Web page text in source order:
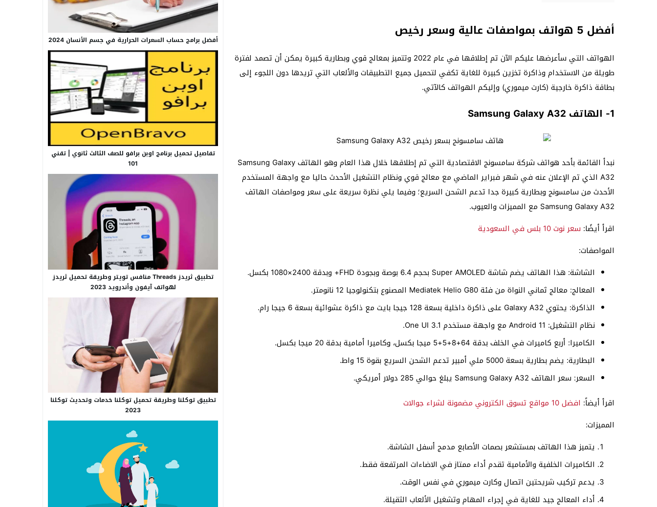
أفضل 5 هواتف بمواصفات عالية وسعر رخيص
الهواتف التي سأعرضها عليكم الآن تم إطلاقها في عام 2022 وتتميز بمعالج قوي وبطارية كبيرة يمكن أن تصمد لفترة
طويلة من الاستخدام وذاكرة تخزين كبيرة للغاية تكفي لتحميل جميع التطبيقات والألعاب التي تريدها دون اللجوء إلى
بطاقة ذاكرة خارجية (كارت ميموري) وإليكم الهواتف كالآتي.
1- الهاتف Samsung Galaxy A32
نبدأ القائمة بأحد هواتف شركة سامسونج الاقتصادية التي تم إطلاقها خلال هذا العام وهو الهاتف Samsung Galaxy
A32 الذي تم الإعلان عنه في شهر فبراير الماضي مع معالج قوي ونظام التشغيل الأحدث حاليا مع واجهة المستخدم
الأحدث من سامسونج وبطارية كبيرة جدا تدعم الشحن السريع؛ وفيما يلي نظرة سريعة على سعر ومواصفات الهاتف
Samsung Galaxy A32 مع المميزات والعيوب.
اقرأ أيضًا: سعر نوت 10 بلس في السعودية
المواصفات:
الشاشة: هذا الهاتف يضم شاشة Super AMOLED بحجم 6.4 بوصة وبجودة FHD+ وبدقة 2400×1080 بكسل.
المعالج: معالج ثماني النواة من فئة Mediatek Helio G80 المصنوع بتكنولوجيا 12 نانومتر.
الذاكرة: يحتوي Galaxy A32 على ذاكرة داخلية بسعة 128 جيجا بايت مع ذاكرة عشوائية بسعة 6 جيجا رام.
نظام التشغيل: Android 11 مع واجهة مستخدم One UI 3.1.
الكاميرا: أربع كاميرات في الخلف بدقة 64+8+5+5 ميجا بكسل، وكاميرا أمامية بدقة 20 ميجا بكسل.
البطارية: يضم بطارية بسعة 5000 ملي أمبير تدعم الشحن السريع بقوة 15 واط.
السعر: سعر الهاتف Samsung Galaxy A32 يبلغ حوالي 285 دولار أمريكي.
اقرأ أيضاً: افضل 10 مواقع تسوق الكتروني مضمونة لشراء جوالات
المميزات:
يتميز هذا الهاتف بمستشعر بصمات الأصابع مدمج أسفل الشاشة.
الكاميرات الخلفية والأمامية تقدم أداء ممتاز في الاضاءات المرتفعة فقط.
يدعم تركيب شريحتين اتصال وكارت ميموري في نفس الوقت.
أداء المعالج جيد للغاية في إجراء المهام وتشغيل الألعاب الثقيلة.
أفضل برامج حساب السعرات الحرارية في جسم الأنسان 2024
تفاصيل تحميل برنامج اوبن برافو للصف الثالث ثانوي | تقني
101
تطبيق ثريدز Threads منافس تويتر وطريقة تحميل ثريدز
لهواتف آيفون وأندرويد 2023
تطبيق توكلنا وطريقة تحميل توكلنا خدمات وتحديث توكلنا
2023